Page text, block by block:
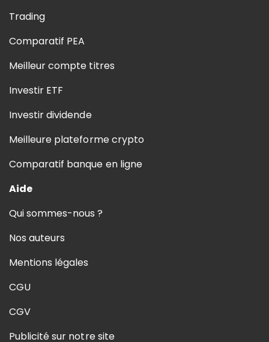
Trading
Comparatif PEA
Meilleur compte titres
Investir ETF
Investir dividende
Meilleure plateforme crypto
Comparatif banque en ligne
Aide
Qui sommes-nous ?
Nos auteurs
Mentions légales
CGU
CGV
Publicité sur notre site